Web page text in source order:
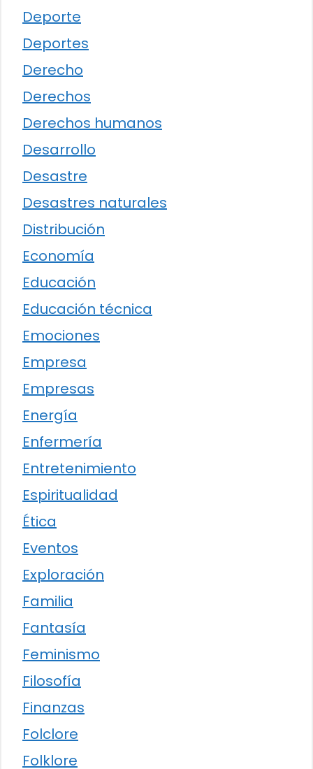
Deporte
Deportes
Derecho
Derechos
Derechos humanos
Desarrollo
Desastre
Desastres naturales
Distribución
Economía
Educación
Educación técnica
Emociones
Empresa
Empresas
Energía
Enfermería
Entretenimiento
Espiritualidad
Ética
Eventos
Exploración
Familia
Fantasía
Feminismo
Filosofía
Finanzas
Folclore
Folklore